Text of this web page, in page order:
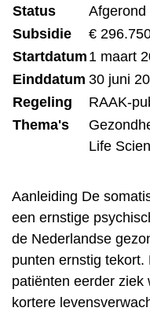
Status
Afgerond
Subsidie
€
Startdatum 1 maart
Einddatum 30 juni
Regeling
RAAK-
Thema's
Life
Aanleiding De
een ernstige
de Nederlandse
punten ernstig
patiënten eerder ziek
kortere